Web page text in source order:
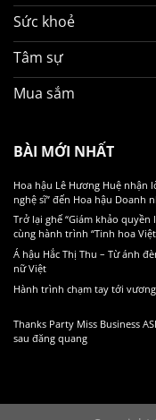
Sức khoẻ
Tâm sự
Mua sắm
BÀI MỚI NHẤT
Hoa hậu Lê Hương Huệ nhận
nghệ sĩ” đến Hoa hậu Doanh
Trở lại ghế “Giám khảo
cùng hành trình “Tinh hoa
Á hậu Hắc Thị Thu – Từ ánh
nữ Việt
Hành trình chạm tay tới
Thanks Party Miss Business
sau đăng quang